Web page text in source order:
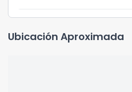
Ubicación Aproximada